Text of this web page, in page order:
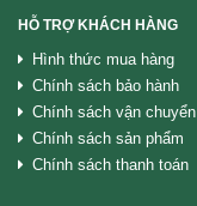
HỖ TRỢ KHÁCH HÀNG
Hình thức mua hàng
Chính sách bảo hành
Chính sách vận chuyển
Chính sách sản phẩm
Chính sách thanh toán